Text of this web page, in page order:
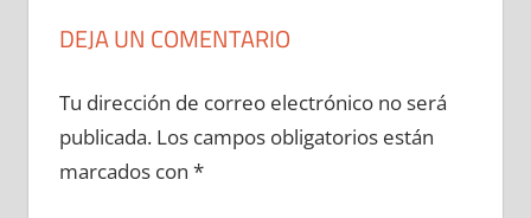
DEJA UN COMENTARIO
Tu dirección de correo electrónico no será
publicada. Los campos obligatorios están
marcados con *